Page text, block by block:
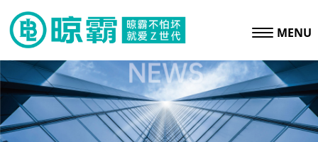
MENU